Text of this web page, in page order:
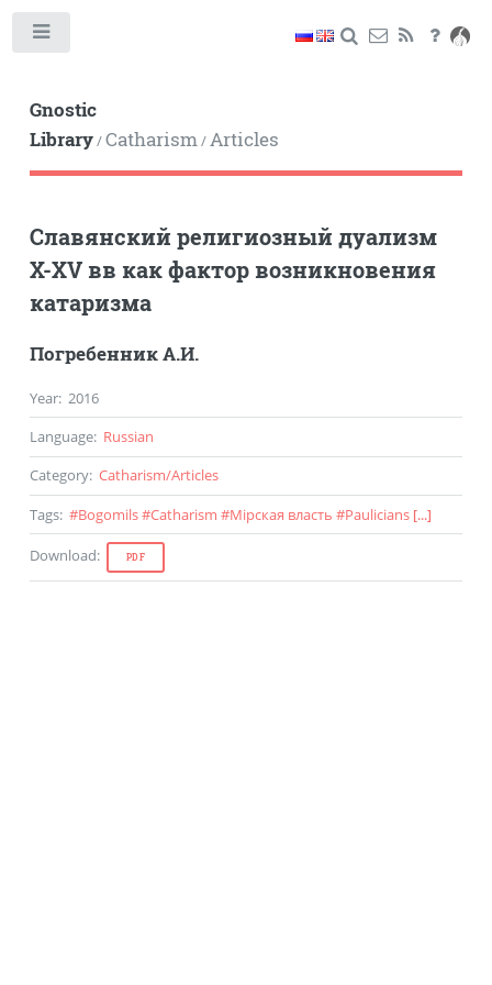
Gnostic
Library/Catharism/Articles
Славянский религиозный дуализм
X-XV вв как фактор возникновения
катаризма
Погребенник А.И.
Year: 2016
Language: Russian
Category: Catharism/Articles
Tags: #Bogomils#Catharism #Мiрская власть #Paulicians [...]
Download: PDF